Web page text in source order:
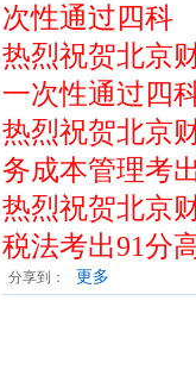
次性通过四科
热烈祝贺北京
一次性通过四
热烈祝贺北京
务成本管理考
热烈祝贺北京
税法考出91分
分享到： 更多